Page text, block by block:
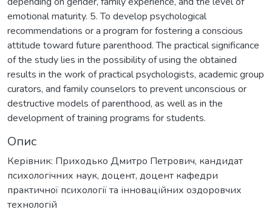
emotional maturity. 5. To develop psychological
recommendations or a program for fostering a conscious
attitude toward future parenthood. The practical significance
of the study lies in the possibility of using the obtained
results in the work of practical psychologists, academic group
curators, and family counselors to prevent unconscious or
destructive models of parenthood, as well as in the
development of training programs for students.
Опис
Керівник: Приходько Дмитро Петрович, кандидат
психологічних наук, доцент, доцент кафедри
практичної психології та інноваційних оздоровчих
технологій